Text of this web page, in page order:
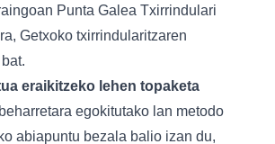
Punta Galea Txirrindulari
Getxoko txirrindularitzaren
eraikitzeko lehen topaketa
egokitutako lan metodo
abiapuntu bezala balio izan du,